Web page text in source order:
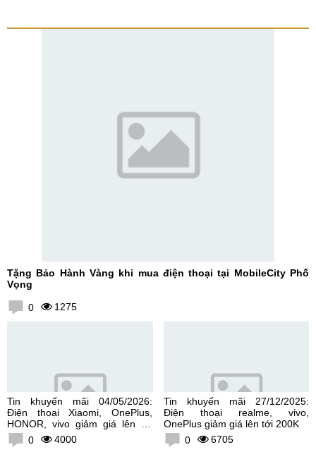
Tặng Bảo Hành Vàng khi mua điện thoại tại MobileCity Phố
Vọng
0 1275
Tin khuyến mãi 04/05/2026:
Điện thoại Xiaomi, OnePlus,
HONOR, vivo giảm giá lên tới
300K0 4000
Tin khuyến mãi 27/12/2025:
Điện thoại realme, vivo,
OnePlus giảm giá lên tới 200K
0
6705